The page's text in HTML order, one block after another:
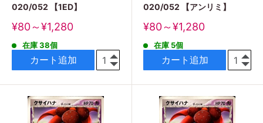
020/052 【1ED】
販
価
¥80～¥1,280
在庫 38個
カート追加
020/052 【アンリミ】
販
価
¥80～¥1,280
在庫 5個
カート追加